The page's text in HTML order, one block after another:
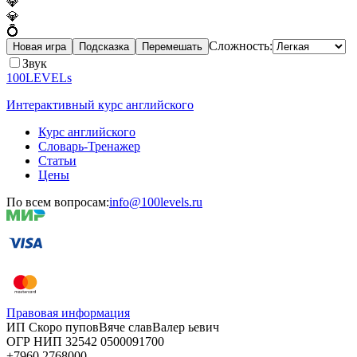
💎
💍
Новая игра Подсказка Перемешать Сложность:
Звук
100LEVELs
Интерактивный курс английского
Курс английского
Словарь-Тренажер
Статьи
Цены
По всем вопросам:info@100levels.ru
Правовая информация
ИП Скоро пуповВяче славВалер ьевич
ОГР НИП 32542 0500091700